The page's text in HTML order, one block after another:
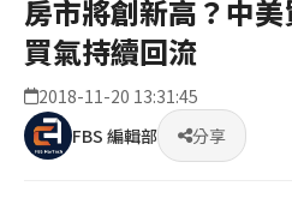
房市將創新高？中
買氣持續回流
2018-11-20 13:31:45
FBS 編輯部
分享